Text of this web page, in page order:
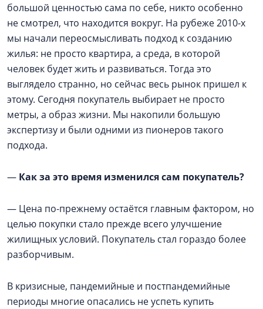
большой ценностью сама по себе, никто особенно
не смотрел, что находится вокруг. На рубеже 2010-х
мы начали переосмысливать подход к созданию
жилья: не просто квартира, а среда, в которой
человек будет жить и развиваться. Тогда это
выглядело странно, но сейчас весь рынок пришел к
этому. Сегодня покупатель выбирает не просто
метры, а образ жизни. Мы накопили большую
экспертизу и были одними из пионеров такого
подхода.
— Как за это время изменился сам покупатель?
— Цена по-прежнему остаётся главным фактором, но
целью покупки стало прежде всего улучшение
жилищных условий. Покупатель стал гораздо более
разборчивым.
В кризисные, пандемийные и постпандемийные
периоды многие опасались не успеть купить